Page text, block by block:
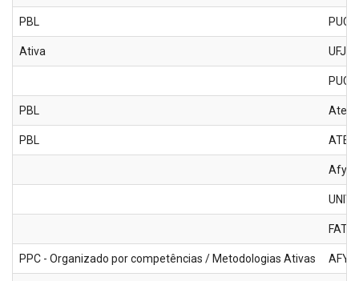
PBL PUC-
Ativa
PUC-
PBL
PBL
Afya
PPC - Organizado por competências / Metodologias Ativas AFYA